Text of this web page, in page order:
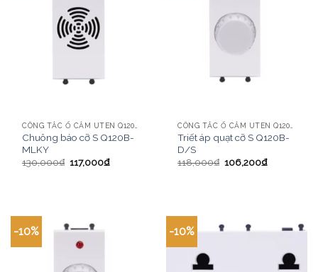
Chuông báo cỡ S Q120B-
MLKY
130,000₫ 117,000₫
Triết áp quạt cỡ S Q120B-
D/S
118,000₫ 106,200₫
-10% -10%